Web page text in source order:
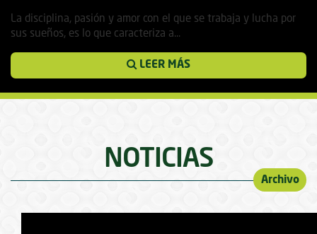
La disciplina, pasión y amor con el que se trabaja y lucha por
sus sueños, es lo que caracteriza a...
LEER MÁS
NOTICIAS
Archivo